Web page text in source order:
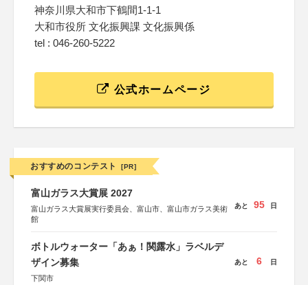
神奈川県大和市下鶴間1-1-1
大和市役所 文化振興課 文化振興係
tel : 046-260-5222
公式ホームページ
おすすめのコンテスト [PR]
富山ガラス大賞展 2027
富山ガラス大賞展実行委員会、富山市、富山市ガラス美術
館
あと 95 日
ボトルウォーター「あぁ！関露水」ラベルデ
ザイン募集
下関市
あと 6 日